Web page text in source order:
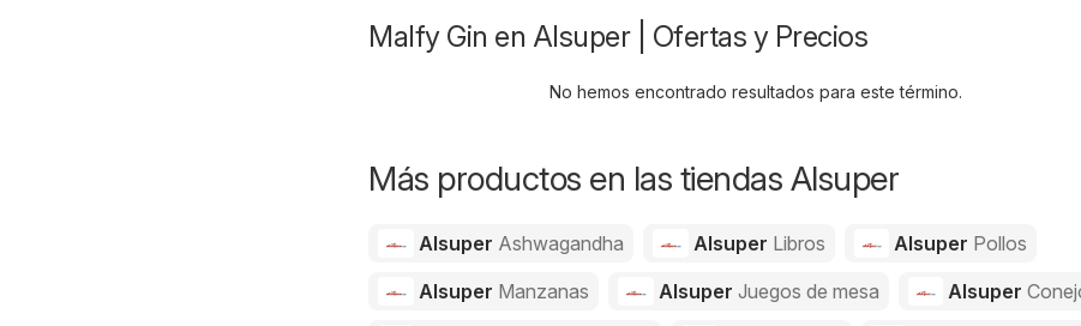
Malfy Gin en Alsuper | Ofertas y Precios
No hemos encontrado resultados para este término.
Más productos en las tiendas Alsuper
Alsuper Ashwagandha Alsuper Libros Alsuper Pollos
Alsuper Manzanas Alsuper Juegos de mesa Alsuper